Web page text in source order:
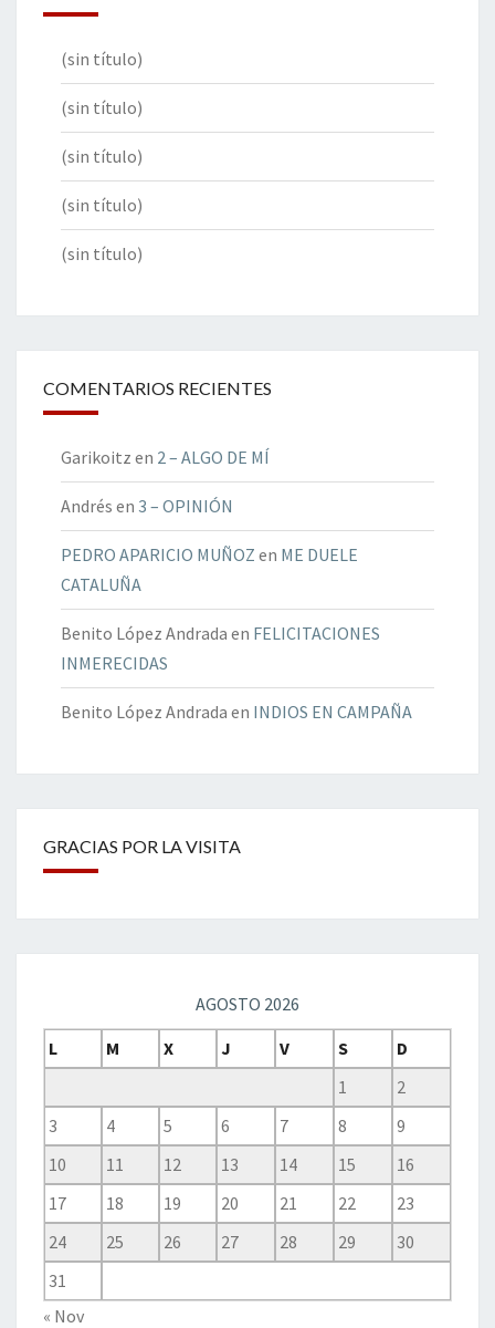
(sin título)
(sin título)
(sin título)
(sin título)
(sin título)
COMENTARIOS RECIENTES
Garikoitz en 2 – ALGO DE MÍ
Andrés en 3 – OPINIÓN
PEDRO APARICIO MUÑOZ en ME DUELE
CATALUÑA
Benito López Andrada en FELICITACIONES
INMERECIDAS
Benito López Andrada en INDIOS EN CAMPAÑA
GRACIAS POR LA VISITA
AGOSTO 2026
L
M X J V S
D
1
2
3
4 5 6 7 8
9
10
11 12 13 14 15
16
17
18 19 20 21 22
23
24
25 26 27 28 29
30
31
« Nov